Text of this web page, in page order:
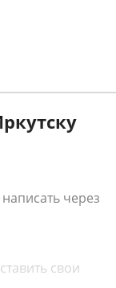
через
свои